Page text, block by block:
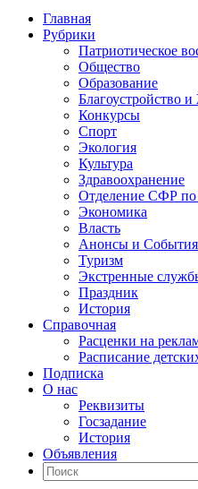
Промотать
содержимому
Главная
Рубрики
Патриотическое
Общество
Образование
Благоустройство
Конкурсы
Спорт
Экология
Культура
Здравоохранение
Отделение СФР по
Экономика
Власть
Анонсы и События
Туризм
Экстренные
Праздник
История
Справочная
Расценки на
Расписание
Подписка
О нас
Реквизиты
Госзадание
История
Объявления
Поиск
Искать: